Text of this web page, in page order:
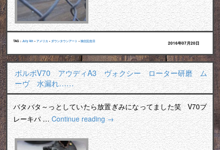
TAG : July 4th • アメリカ • ダウンタウンアート • 独立記念日 2016年07月20日
ボルボV70 アウディA3 ヴォクシー ローター研磨 ム
ーヴ 水漏れ……
バタバタ～っとしていたら放置ぎみになってました笑 V70ブ
レーキパ …Continue reading→